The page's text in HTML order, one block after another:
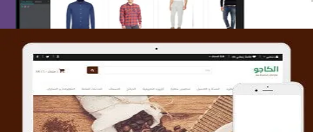
تصميم متجر الكاجو